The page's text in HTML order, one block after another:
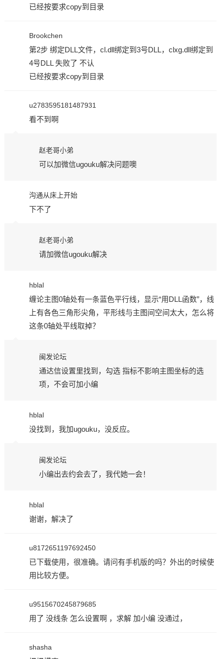
已经按要求copy到目录
Brookchen
第2步 绑定DLL文件，cl.dll绑定到3号DLL，clxg.dll绑定到
4号DLL 失败了 不认
已经按要求copy到目录
u2783595181487931
看不到啊
赵老哥小弟
可以加微信ugouku解决问题噢
沟通从床上开始
下不了
赵老哥小弟
请加微信ugouku解决
hblal
缠论主图0轴处有一条蓝色平行线，显示“用DLL函数”，线
上有各色三角形尖角，平形线与主图间空间太大，怎么将
这条0轴处平线取掉？
闽发论坛
通达信设置里找到，勾选 指标不影响主图坐标的选
项，不会可加小编
hblal
没找到，我加ugouku，没反应。
闽发论坛
小编出去约会去了，我代她一会！
hblal
谢谢，解决了
u8172651197692450
已下载使用，很准确。请问有手机版的吗？外出的时候使
用比较方便。
u9515670245879685
用了 没线条 怎么设置啊 ，求解 加小编 没通过，
shasha